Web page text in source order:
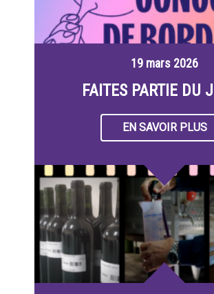
19 mars 2026
FAITES PARTIE DU
EN SAVOIR PLUS